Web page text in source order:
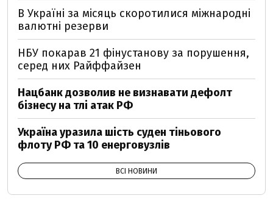
В Україні за місяць скоротилися міжнародні
валютні резерви
НБУ покарав 21 фінустанову за порушення,
серед них Райффайзен
Нацбанк дозволив не визнавати дефолт
бізнесу на тлі атак РФ
Україна уразила шість суден тіньового
флоту РФ та 10 енерговузлів
ВСІ НОВИНИ